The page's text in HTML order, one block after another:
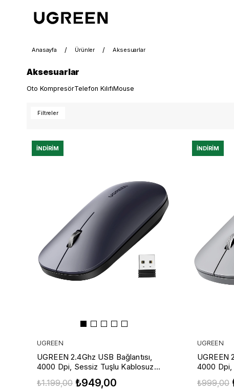
Anasayfa Ürünler Aksesuarlar
Aksesuarlar
Oto KompresörTelefon KılıfıMouse
Filtreler
UGREEN
UGREEN 2.4Ghz USB Bağlantısı,
4000 Dpi, Sessiz Tuşlu Kablosuz
Optik Mouse, Siyah, 90372
₺949,00
₺1.199,00
İNDIRIM
UGREEN
UGREEN
4000 Dpi,
Optik
₺999,00
İNDIRIM